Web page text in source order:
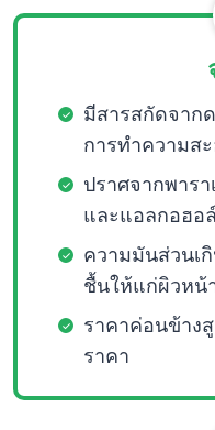
มีสารสกัดจาก
การทำความส
ปราศจากพาร
และแอลกอฮอล์
ความมันส่วนเ
ชื้นให้แก่ผิวหน้
ราคาค่อนข้าง
ราคา